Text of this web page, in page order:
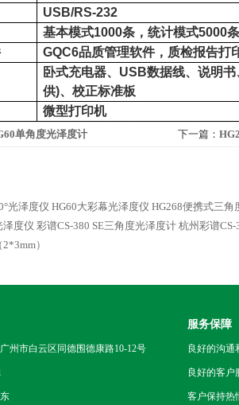
USB/RS-232
基本模式1000条，统计模式5000
GQC6品质管理软件，质检报告打
卧式充电器、 USB数据线、说明书
供)、校正标准板
微型打印机
单角度光泽度计 下一篇：
光泽度仪 HG60大彩幕光泽度仪 HG268便携式三角
泽度仪 彩谱CS-380 SE三角度光泽度计 杭州彩谱CS-
）
州市白云区同德围德康路10-12号
服务保障
良好的沟通
良好的客户
客户保持热